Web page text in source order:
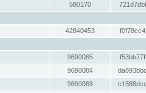
580170
42840453
9690085
9690084
9690088